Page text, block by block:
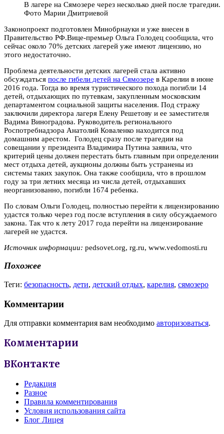
В лагере на Сямозере через несколько дней после трагедии.
Фото Марии Дмитриевой
Законопроект подготовлен Минобрнауки и уже внесен в
Правительство РФ.Вице-премьер Ольга Голодец сообщила, что
сейчас около 70% детских лагерей уже имеют лицензию, но
этого недостаточно.
Проблема деятельности детских лагерей стала активно
обсуждаться после гибели детей на Сямозере в Карелии в июне
2016 года. Тогда во время туристического похода погибли 14
детей, отдыхающих по путевкам, закупленным московским
департаментом социальной защиты населения. Под стражу
заключили директора лагеря Елену Решетову и ее заместителя
Вадима Виноградова. Руководитель регионального
Роспотребнадзора Анатолий Коваленко находится под
домашним арестом. Голодец сразу после трагедии на
совещании у президента Владимира Путина заявила, что
критерий цены должен перестать быть главным при определении
мест отдыха детей, аукционы должны быть устранены из
системы таких закупок. Она также сообщила, что в прошлом
году за три летних месяца из числа детей, отдыхавших
неорганизованно, погибли 1674 ребенка.
По словам Ольги Голодец, полностью перейти к лицензированию
удастся только через год после вступления в силу обсуждаемого
закона. Так что к лету 2017 года перейти на лицензирование
лагерей не удастся.
Источник информации: pedsovet.org, rg.ru, www.vedomosti.ru
Похожее
Теги: безопасность, дети, детский отдых, карелия, сямозеро
Комментарии
Для отправки комментария вам необходимо авторизоваться.
Комментарии
ВКонтакте
Редакция
Разное
Правила комментирования
Условия использования сайта
Блог Лицея